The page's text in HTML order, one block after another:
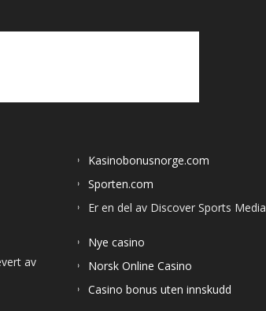
av
Kasinobonusnorge.com
Sporten.com
Er en del av Discover Sports Media
Nye casino
Norsk Online Casino
Casino bonus uten innskudd